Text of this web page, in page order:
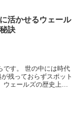
活かせるウェール
訣
す。 世の中には時代
残っておらずスポット
ェールズの歴史上に